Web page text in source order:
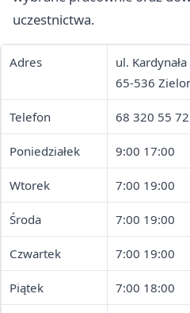
uczestnictwa.
Adres
ul.
65-536
Telefon 68 320 55
Poniedziałek 9:00 17:00
Wtorek 7:00 19:00
Środa 7:00 19:00
Czwartek 7:00 19:00
Piątek 7:00 18:00